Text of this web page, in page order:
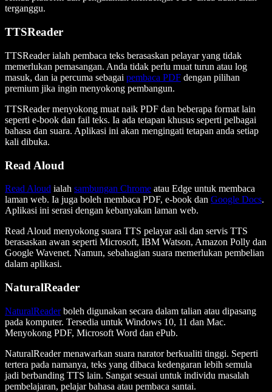
terganggu.
TTSReader
TTSReader ialah pembaca teks berasaskan pelayar yang tidak
memerlukan pemasangan. Anda tidak perlu muat turun atau log
masuk, dan ia percuma sebagai pembaca PDF dengan pilihan
premium jika ingin menyokong pembangun.
TTSReader menyokong muat naik PDF dan beberapa format lain
seperti e-book dan fail teks. Ia ada tetapan khusus seperti pelbagai
bahasa dan suara. Aplikasi ini akan mengingati tetapan anda setiap
kali dibuka.
Read Aloud
Read Aloud ialah sambungan Chrome atau Edge untuk membaca
laman web. Ia juga boleh membaca PDF, e-book dan Google Docs.
Aplikasi ini serasi dengan kebanyakan laman web.
Read Aloud menyokong suara TTS pelayar asli dan servis TTS
berasaskan awan seperti Microsoft, IBM Watson, Amazon Polly dan
Google Wavenet. Namun, sebahagian suara memerlukan pembelian
dalam aplikasi.
NaturalReader
NaturalReaderboleh digunakan secara dalam talian atau dipasang
pada komputer. Tersedia untuk Windows 10, 11 dan Mac.
Menyokong PDF, Microsoft Word dan ePub.
NaturalReader menawarkan suara narator berkualiti tinggi. Seperti
tertera pada namanya, teks yang dibaca kedengaran lebih semula
jadi berbanding TTS lain. Sangat sesuai untuk individu masalah
pembelajaran, pelajar bahasa atau pembaca santai.